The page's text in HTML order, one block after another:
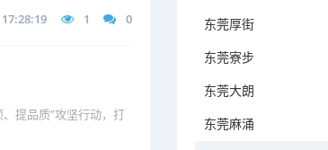
1 0
提品质”攻坚行动，打
东莞厚街
东莞寮步
东莞大朗
东莞麻涌